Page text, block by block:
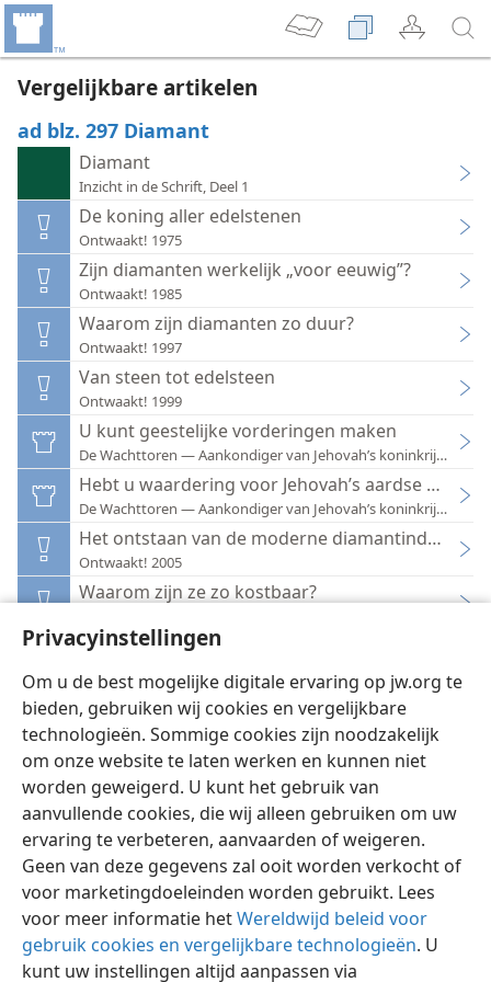
Privacyinstellingen
Om u de best mogelijke digitale ervaring op jw.org te
bieden, gebruiken wij cookies en vergelijkbare
technologieën. Sommige cookies zijn noodzakelijk
om onze website te laten werken en kunnen niet
worden geweigerd. U kunt het gebruik van
aanvullende cookies, die wij alleen gebruiken om uw
ervaring te verbeteren, aanvaarden of weigeren.
Geen van deze gegevens zal ooit worden verkocht of
voor marketingdoeleinden worden gebruikt. Lees
voor meer informatie hetWereldwijd beleid voor
gebruik cookies en vergelijkbare technologieën. U
kunt uw instellingen altijd aanpassen via
Vergelijkbare artikelen
ad blz. 297 Diamant
Diamant
Inzicht in de Schrift, Deel 1
De koning aller edelstenen
Ontwaakt! 1975
Zijn diamanten werkelijk „voor eeuwig”?
Ontwaakt! 1985
Waarom zijn diamanten zo duur?
Ontwaakt! 1997
Van steen tot edelsteen
Ontwaakt! 1999
U kunt geestelijke vorderingen maken
De Wachttoren — Aankondiger van Jehovah’s koninkrijk 1998
Hebt u waardering voor Jehovah’s aardse
De Wachttoren — Aankondiger van Jehovah’s koninkrijk 1991
Het ontstaan van de moderne diamantindustrie
Ontwaakt! 2005
Waarom zijn ze zo kostbaar?
Iets beters dan diamanten
Nederlands Instellingen
Copyright © 2026 Watch Tower Bible and Tract Society of Pennsylvania
Gebruiksvoorwaarden
Privacyinstellingen
JW.ORG
Inloggen